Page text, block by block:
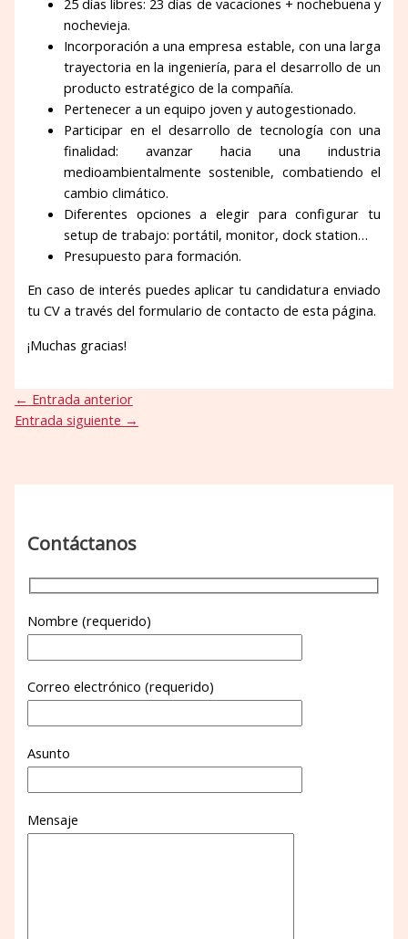
nochevieja.
Incorporación a una empresa estable, con una larga
trayectoria en la ingeniería, para el desarrollo de un
producto estratégico de la compañía.
Pertenecer a un equipo joven y autogestionado.
Participar en el desarrollo de tecnología con una
finalidad: avanzar hacia una industria
medioambientalmente sostenible, combatiendo el
cambio climático.
Diferentes opciones a elegir para configurar tu
setup de trabajo: portátil, monitor, dock station…
Presupuesto para formación.
En caso de interés puedes aplicar tu candidatura enviado
tu CV a través del formulario de contacto de esta página.
¡Muchas gracias!
← Entrada anterior
Entrada siguiente →
Contáctanos
Nombre (requerido)
Correo electrónico (requerido)
Asunto
Mensaje